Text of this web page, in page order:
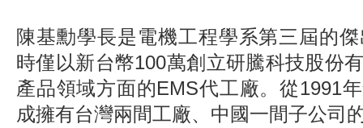
陳基勳學長是電機工程學系第三屆的
時僅以新台幣100萬創立研騰科技股份
產品領域方面的EMS代工廠。從1991
成擁有台灣兩間工廠、中國一間子公司